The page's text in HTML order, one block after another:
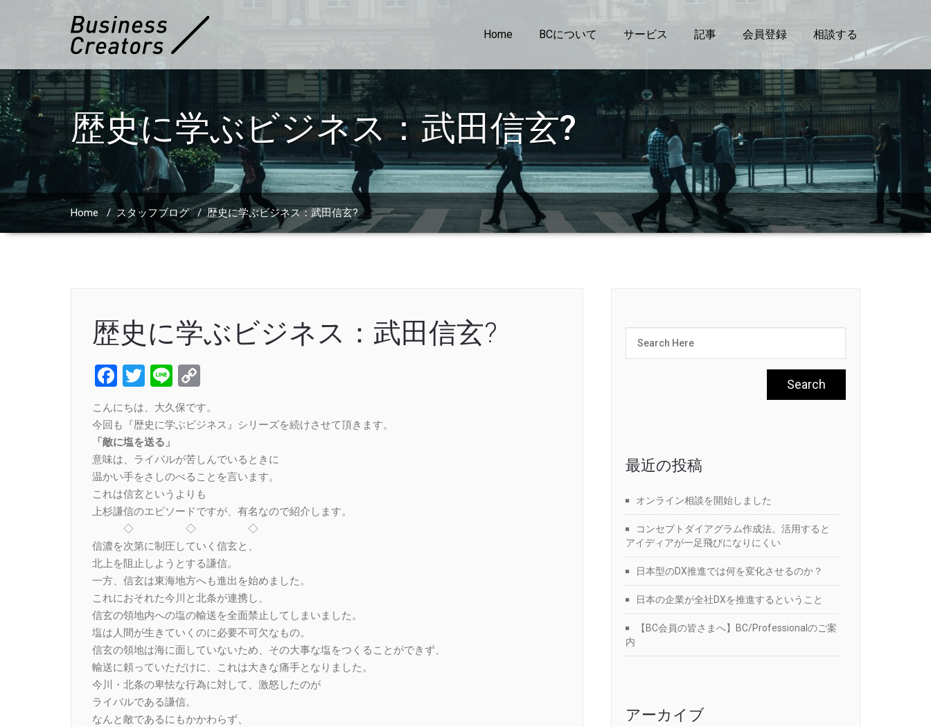
Home BCについて サービス 記事 会員登録 相談する
歴史に学ぶビジネス：武田信玄?
Home / スタッフブログ/歴史に学ぶビジネス：武田信玄?
歴史に学ぶビジネス：武田信玄?
Facebook
Twitter
Line
Link
こんにちは、大久保です。
今回も『歴史に学ぶビジネス』シリーズを続けさせて頂きます。
「敵に塩を送る」
意味は、ライバルが苦しんでいるときに
温かい手をさしのべることを言います。
これは信玄というよりも
上杉謙信のエピソードですが、有名なので紹介します。
◇ ◇ ◇
信濃を次第に制圧していく信玄と、
北上を阻止しようとする謙信。
一方、信玄は東海地方へも進出を始めました。
これにおそれた今川と北条が連携し、
信玄の領地内への塩の輸送を全面禁止してしまいました。
塩は人間が生きていくのに必要不可欠なもの。
信玄の領地は海に面していないため、その大事な塩をつくることができず、
輸送に頼っていただけに、これは大きな痛手となりました。
今川・北条の卑怯な行為に対して、激怒したのが
ライバルである謙信。
なんと敵であるにもかかわらず、
最近の投稿
オンライン相談を開始しました
コンセプトダイアグラム作成法。活用すると
アイディアが一足飛びになりにくい
日本型のDX推進では何を変化させるのか？
日本の企業が全社DXを推進するということ
【BC会員の皆さまへ】BC/Professionalのご案
内
アーカイブ